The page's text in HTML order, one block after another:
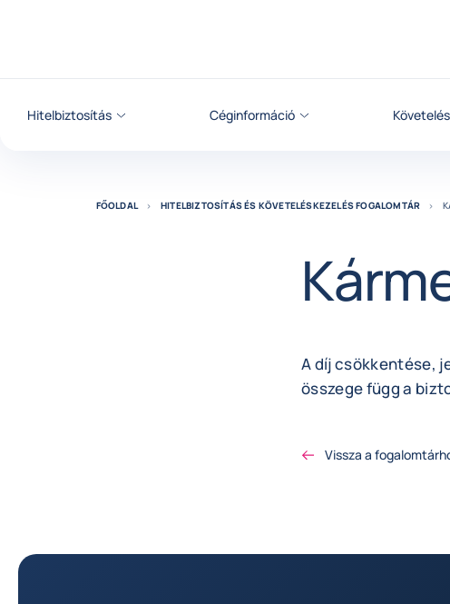
Hitelbiztosítás Céginformáció
FŐOLDAL HITELBIZTOSÍTÁS ÉS KÖVETELÉSKEZELÉS FOGALOMTÁR
A díj csökkentése,
összege függ a
Vissza a